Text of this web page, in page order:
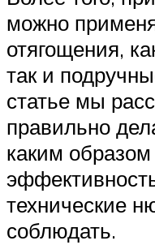
можно
отягощения,
так и
статье мы
правильно
каким
технические
соблюдать.